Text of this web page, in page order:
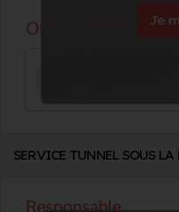
Je
SERVICE TUNNEL SOUS LA